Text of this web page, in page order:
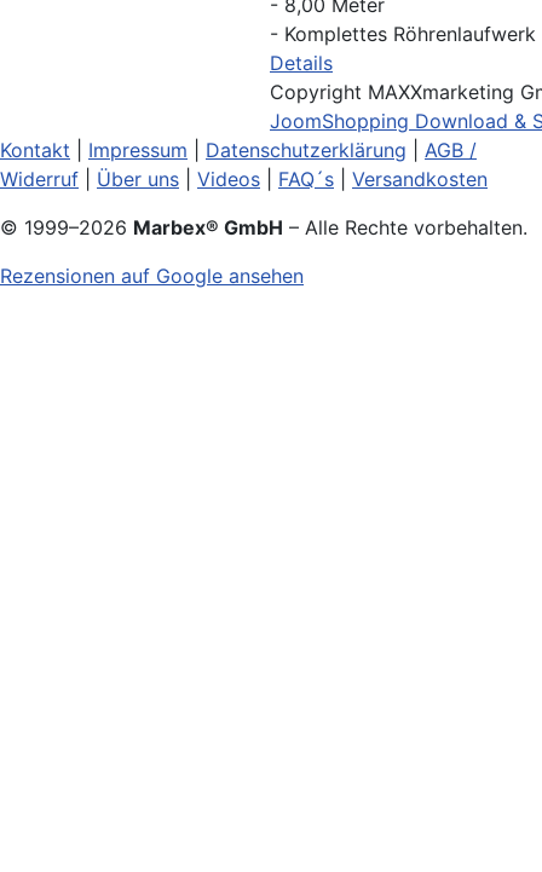
- 8,00 Meter
- Komplettes Röhrenlaufwerk
Details
Copyright MAXXmarketing
JoomShopping Download &
Kontakt
Impressum Datenschutzerklärung
AGB /
Widerruf
Über uns Videos FAQ´s
Versandkosten
© 1999–2026 Marbex® GmbH – Alle Rechte vorbehalten.
Rezensionen auf Google ansehen